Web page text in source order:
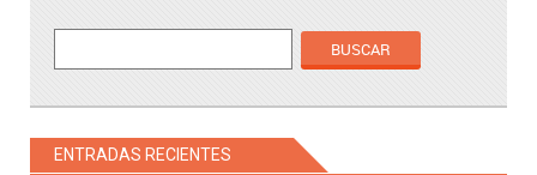
ENTRADAS RECIENTES